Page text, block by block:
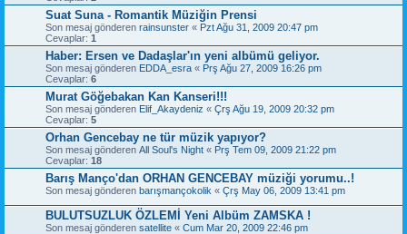
Suat Suna - Romantik Müziğin Prensi
Son mesaj gönderen rainsunster « Pzt Ağu 31, 2009 20:47 pm
Cevaplar: 1
Haber: Ersen ve Dadaşlar'ın yeni albümü geliyor.
Son mesaj gönderen EDDA_esra « Prş Ağu 27, 2009 16:26 pm
Cevaplar: 6
Murat Göğebakan Kan Kanseri!!!
Son mesaj gönderen Elif_Akaydeniz « Çrş Ağu 19, 2009 20:32 pm
Cevaplar: 5
Orhan Gencebay ne tür müzik yapıyor?
Son mesaj gönderen All Soul's Night « Prş Tem 09, 2009 21:22 pm
Cevaplar: 18
Barış Manço'dan ORHAN GENCEBAY müziği yorumu..!
Son mesaj gönderen barışmançokolik « Çrş May 06, 2009 13:41 pm
BULUTSUZLUK ÖZLEMİ Yeni Albüm ZAMSKA !
Son mesaj gönderen satellite « Cum Mar 20, 2009 22:46 pm